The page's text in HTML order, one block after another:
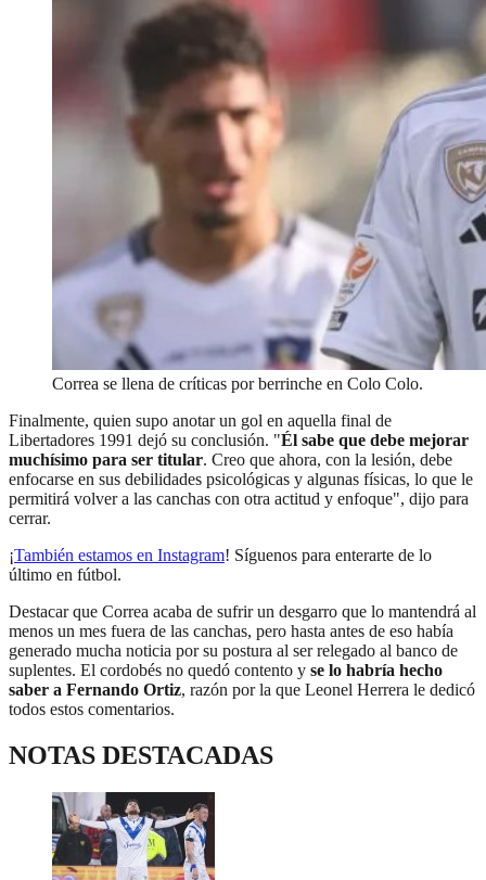
Correa se llena de críticas por berrinche en Colo Colo.
Finalmente, quien supo anotar un gol en aquella final de
Libertadores 1991 dejó su conclusión. "Él sabe que debe mejorar
muchísimo para ser titular. Creo que ahora, con la lesión, debe
enfocarse en sus debilidades psicológicas y algunas físicas, lo que le
permitirá volver a las canchas con otra actitud y enfoque", dijo para
cerrar.
¡También estamos en Instagram! Síguenos para enterarte de lo
último en fútbol.
Destacar que Correa acaba de sufrir un desgarro que lo mantendrá al
menos un mes fuera de las canchas, pero hasta antes de eso había
generado mucha noticia por su postura al ser relegado al banco de
suplentes. El cordobés no quedó contento y se lo habría hecho
saber a Fernando Ortiz, razón por la que Leonel Herrera le dedicó
todos estos comentarios.
NOTAS DESTACADAS